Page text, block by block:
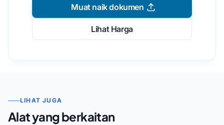
Muat naik dokumen
Lihat Harga
LIHAT JUGA
Alat yang berkaitan